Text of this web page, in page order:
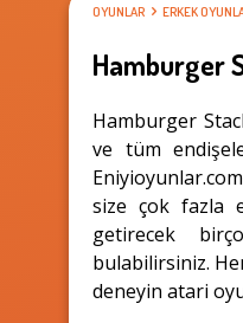
OYUNLAR ERKEK
Hamburger
Hamburger
ve tüm
size çok fazla
getirecek
bulabilirsiniz.
deneyin atari